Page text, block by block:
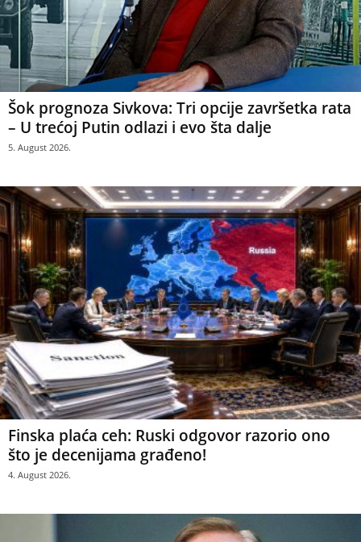
Šok prognoza Sivkova: Tri opcije završetka rata
– U trećoj Putin odlazi i evo šta dalje
5. August 2026.
Finska plaća ceh: Ruski odgovor razorio ono
što je decenijama građeno!
4. August 2026.